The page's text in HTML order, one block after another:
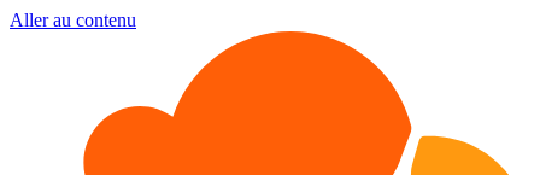
Aller au contenu